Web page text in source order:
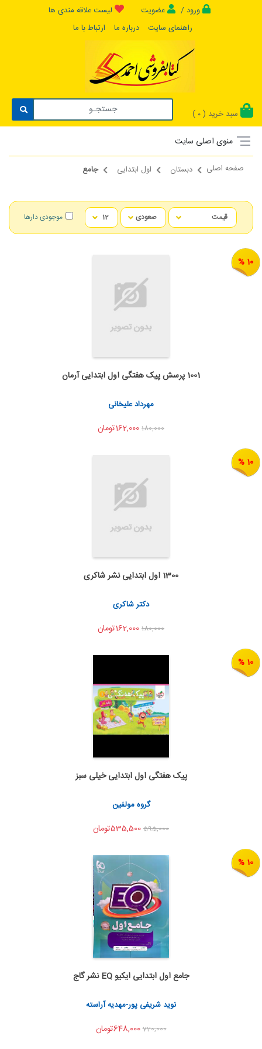
ورود / عضویت
لیست علاقه مندی ها
راهنمای سایت
درباره ما ارتباط با ما
سبد خرید ( 0
)
منوی اصلی سایت
صفحه اصلی دبستان اول ابتدایی جامع
موجودی دارها
10 %
اضافه به سبد خرید
اشتراک گذاری
1001 پرسش پیک هفتگی اول ابتدایی آرمان
مهرداد علیخانی
180,000
10 %
اضافه به سبد خرید
اشتراک گذاری
1300 اول ابتدایی نشر شاکری
دکتر شاکری
180,000
10 %
اضافه به سبد خرید
اشتراک گذاری
پیک هفتگی اول ابتدایی خیلی سبز
گروه مولفین
595,000
10 %
اضافه به سبد خرید
اشتراک گذاری
جامع اول ابتدایی ایکیو EQ نشر گاج
نوید شریفی پور-مهدیه آراسته
720,000648,000تومان